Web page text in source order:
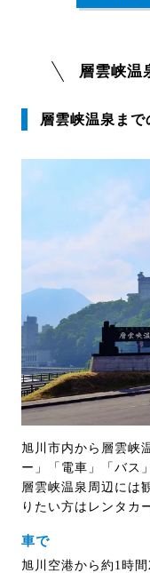
層雲峡温
層雲峡温泉まで
旭川市内から層雲峡
ー」「電車」「バス
層雲峡温泉周辺には
りたい方はレンタカ
車で
旭川空港から約1時間